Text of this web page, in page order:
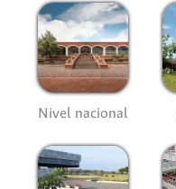
Nivel nacional